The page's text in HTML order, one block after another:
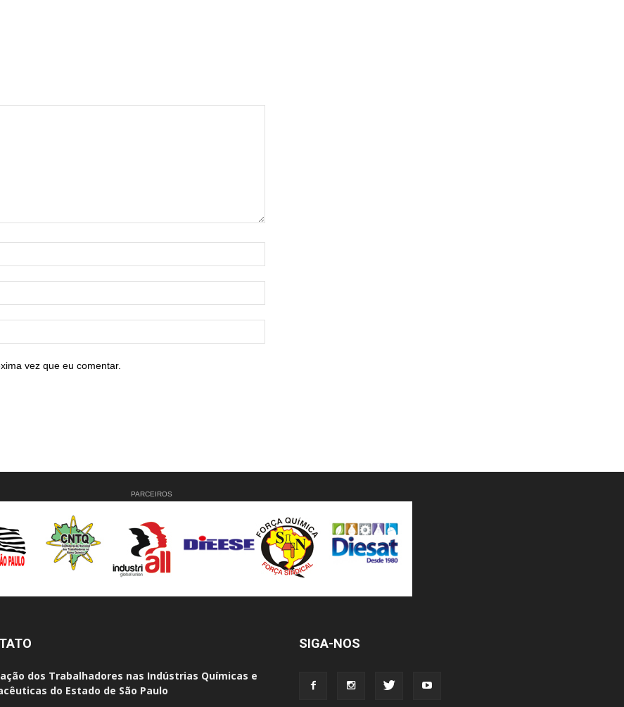
vez que eu comentar.
PARCEIROS
dos Trabalhadores nas Indústrias Químicas e
do Estado de São Paulo
SIGA-NOS